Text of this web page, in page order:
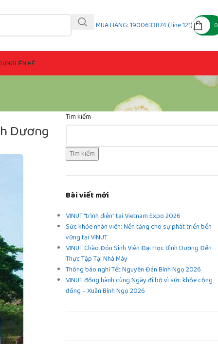
MUA HÀNG: 1900633874 ( line 121)
LIÊN HỆ
Dương
Tìm kiếm
Tìm kiếm
Bài viết mới
VINUT “trình diễn” tại Vietnam Expo 2026
Sức khỏe nhân viên: Nền tảng cho sự phát triển bền
vững tại VINUT
VINUT Chào Đón Sinh Viên Đại Học Bình Dương Đến
Thực Tập Tại Nhà Máy
Thông báo nghỉ Tết Nguyên Đán Bính Ngọ 2026
VINUT đồng hành cùng Ngày đi bộ vì sức khỏe cộng
đồng – Xuân Bính Ngọ 2026